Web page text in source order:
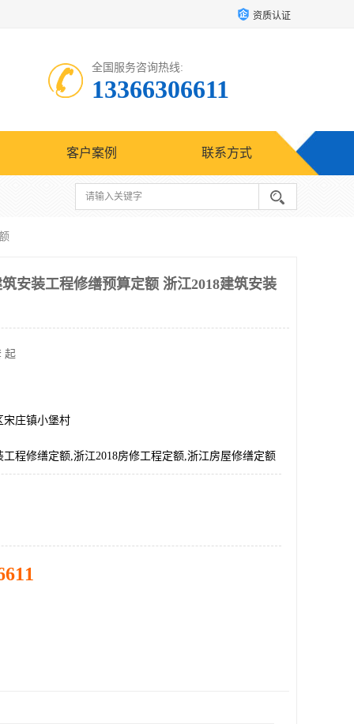
资质认证
全国服务咨询热线:
13366306611
客户案例 联系方式
安装工程修缮预算定额 浙江2018建筑安装
起
宋庄镇小堡村
工程修缮定额,浙江2018房修工程定额,浙江房屋修缮定额